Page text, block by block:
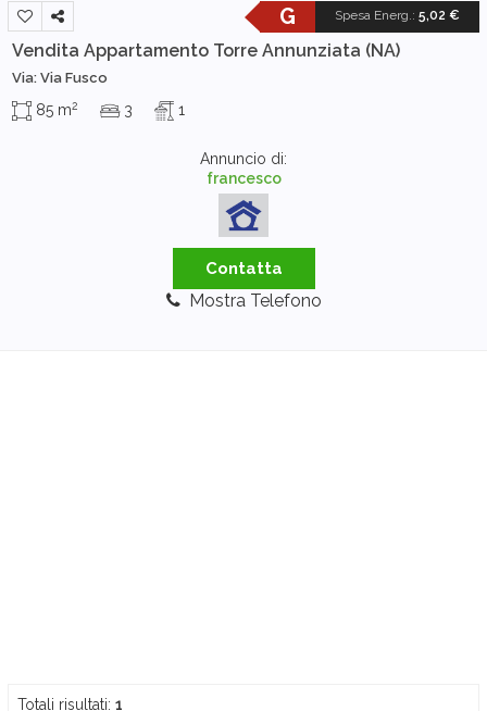
Spesa Energ.: 5,02 €
G
Vendita Appartamento Torre Annunziata (NA)
Via: Via Fusco
85 m2 3 1
Annuncio di:
francesco
Contatta
Mostra Telefono
Totali risultati: 1